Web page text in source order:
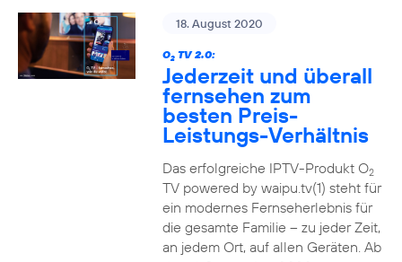
18. August 2020
O2TV 2.0:
Jederzeit und überall
fernsehen zum
besten Preis-
Leistungs-Verhältnis
Das erfolgreiche IPTV-Produkt O2
TV powered by waipu.tv(1) steht für
ein modernes Fernseherlebnis für
die gesamte Familie – zu jeder Zeit,
an jedem Ort, auf allen Geräten. Ab